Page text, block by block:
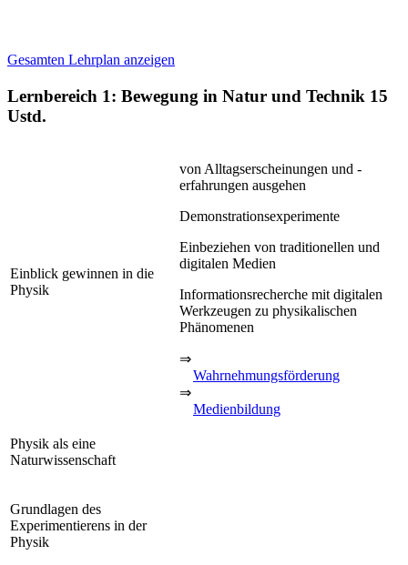
Gesamten Lehrplan anzeigen
Lernbereich 1: Bewegung in Natur und Technik 15
Ustd.
Einblick gewinnen in die
Physik
von Alltagserscheinungen und -
erfahrungen ausgehen
Demonstrationsexperimente
Einbeziehen von traditionellen und
digitalen Medien
Informationsrecherche mit digitalen
Werkzeugen zu physikalischen
Phänomenen
⇒
Wahrnehmungsförderung
⇒
Medienbildung
Physik als eine
Naturwissenschaft
Grundlagen des
Experimentierens in der
Physik